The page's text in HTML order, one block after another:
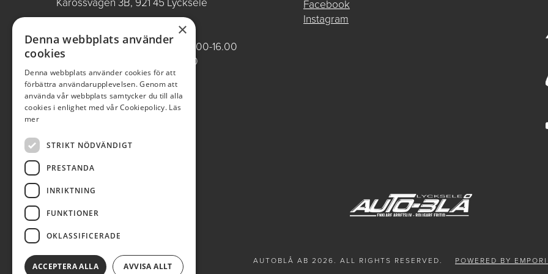
ÖPPETTIDER VARDAGAR
Butik/Försäljning vardagar 09.00-16.00
Verkstad vardagar 07.00-16.00
Röda dagar stängt
0950-12081
Facebook
Instagram
AUTOBLÅ AB 2026. ALL RIGHTS RESERVED. POWERED BY
×
Denna webbplats använder
cookies
Denna webbplats använder cookies för att
förbättra användarupplevelsen. Genom att
använda vår webbplats samtycker du till alla
cookies i enlighet med vår Cookiepolicy. Läs
mer
STRIKT NÖDVÄNDIGT
PRESTANDA
INRIKTNING
FUNKTIONER
OKLASSIFICERADE
ACCEPTERA ALLA AVVISA ALLT